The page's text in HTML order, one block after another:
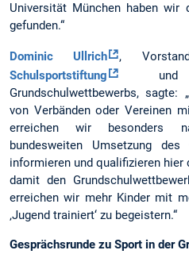
Universität München haben wir
gefunden.“
Dominic Ullrich ,
Schulsportstiftung
und
Grundschulwettbewerbs, sagte:
von Verbänden oder Vereinen
erreichen wir besonders
bundesweiten Umsetzung des
informieren und qualifizieren
damit den
erreichen wir mehr Kinder mit
‚Jugend trainiert‘ zu begeistern.“
Gesprächsrunde zu Sport in der